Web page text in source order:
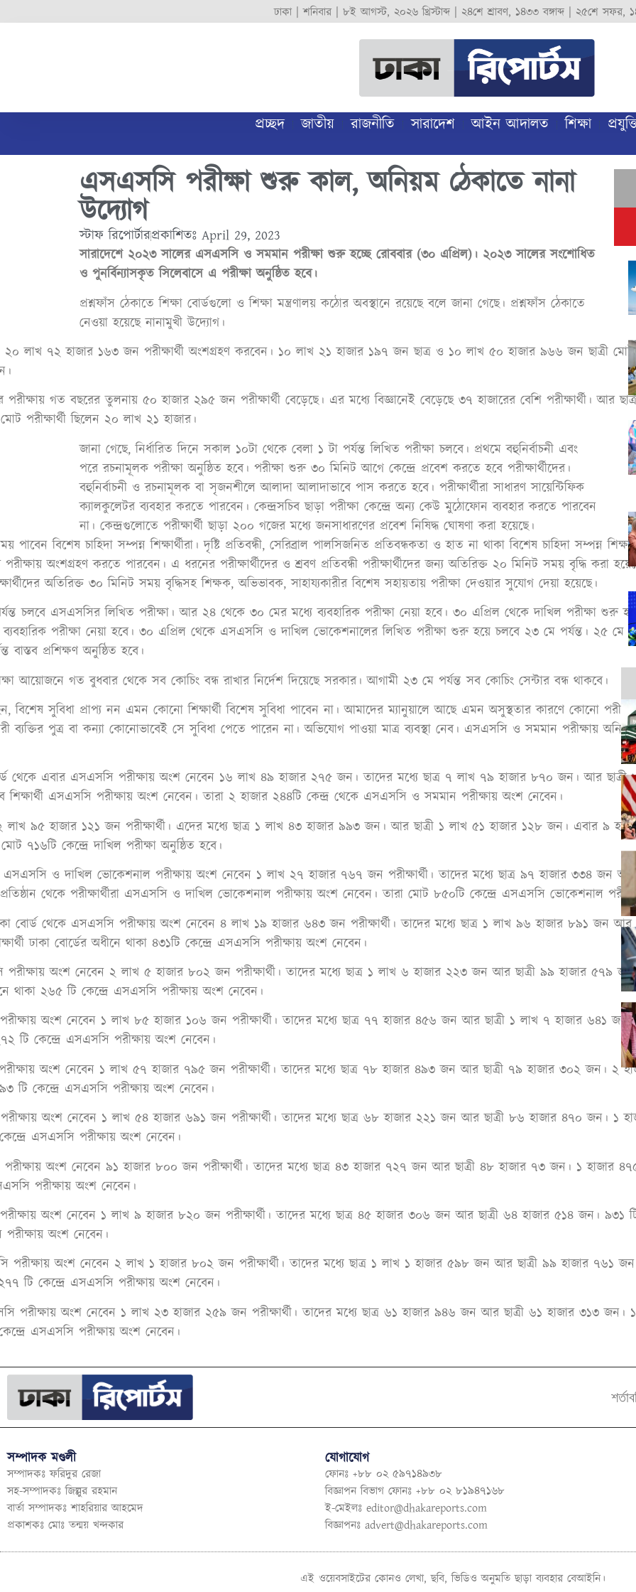
ঢাকা |শনিবার| ৮ই আগস্ট, ২০২৬ খ্রিস্টাব্দ| ২৪শে শ্রাবণ, ১৪৩৩ বঙ্গাব্দ| ২৫শে সফর,
প্রচ্ছদ জাতীয় রাজনীতি সারাদেশ আইন আদালত শিক্ষা
এসএসসি পরীক্ষা শুরু কাল, অনিয়ম ঠেকাতে নানা
উদ্যোগ
স্টাফ রিপোর্টারপ্রকাশিতঃ April 29, 2023
সারাদেশে ২০২৩ সালের এসএসসি ও সমমান পরীক্ষা শুরু হচ্ছে রোববার (৩০ এপ্রিল)। ২০২৩ সালের সংশোধিত
ও পুনর্বিন্যাসকৃত সিলেবাসে এ পরীক্ষা অনুষ্ঠিত হবে।
প্রশ্নফাঁস ঠেকাতে শিক্ষা বোর্ডগুলো ও শিক্ষা মন্ত্রণালয় কঠোর অবস্থানে রয়েছে বলে জানা গেছে। প্রশ্নফাঁস ঠেকাতে
নেওয়া হয়েছে নানামুখী উদ্যোগ।
২০ লাখ ৭২ হাজার ১৬৩ জন পরীক্ষার্থী অংশগ্রহণ করবেন। ১০ লাখ ২১ হাজার ১৯৭ জন ছাত্র ও ১০ লাখ ৫০ হাজার ৯৬৬ জন ছাত্রী
গত বছরের তুলনায় ৫০ হাজার ২৯৫ জন পরীক্ষার্থী বেড়েছে। এর মধ্যে বিজ্ঞানেই বেড়েছে ৩৭ হাজারের বেশি পরীক্ষার্থী। আর
পরীক্ষার্থী ছিলেন ২০ লাখ ২১ হাজার।
জানা গেছে, নির্ধারিত দিনে সকাল ১০টা থেকে বেলা ১ টা পর্যন্ত লিখিত পরীক্ষা চলবে। প্রথমে বহুনির্বাচনী এবং
পরে রচনামূলক পরীক্ষা অনুষ্ঠিত হবে। পরীক্ষা শুরু ৩০ মিনিট আগে কেন্দ্রে প্রবেশ করতে হবে পরীক্ষার্থীদের।
বহুনির্বাচনী ও রচনামূলক বা সৃজনশীলে আলাদা আলাদাভাবে পাস করতে হবে। পরীক্ষার্থীরা সাধারণ সায়েন্টিফিক
ক্যালকুলেটর ব্যবহার করতে পারবেন। কেন্দ্রসচিব ছাড়া পরীক্ষা কেন্দ্রে অন্য কেউ মুঠোফোন ব্যবহার করতে পারবেন
না। কেন্দ্রগুলোতে পরীক্ষার্থী ছাড়া ২০০ গজের মধ্যে জনসাধারণের প্রবেশ নিষিদ্ধ ঘোষণা করা হয়েছে।
পাবেন বিশেষ চাহিদা সম্পন্ন শিক্ষার্থীরা। দৃষ্টি প্রতিবন্ধী, সেরিব্রাল পালসিজনিত প্রতিবন্ধকতা ও হাত না থাকা বিশেষ চাহিদা সম্পন্ন
অংশগ্রহণ করতে পারবেন। এ ধরনের পরীক্ষার্থীদের ও শ্রবণ প্রতিবন্ধী পরীক্ষার্থীদের জন্য অতিরিক্ত ২০ মিনিট সময় বৃদ্ধি করা
অতিরিক্ত ৩০ মিনিট সময় বৃদ্ধিসহ শিক্ষক, অভিভাবক, সাহায্যকারীর বিশেষ সহায়তায় পরীক্ষা দেওয়ার সুযোগ দেয়া হয়েছে।
চলবে এসএসসির লিখিত পরীক্ষা। আর ২৪ থেকে ৩০ মের মধ্যে ব্যবহারিক পরীক্ষা নেয়া হবে। ৩০ এপ্রিল থেকে দাখিল পরীক্ষা শুরু
পরীক্ষা নেয়া হবে। ৩০ এপ্রিল থেকে এসএসসি ও দাখিল ভোকেশনালের লিখিত পরীক্ষা শুরু হয়ে চলবে ২৩ মে পর্যন্ত। ২৫ মে
প্রশিক্ষণ অনুষ্ঠিত হবে।
আয়োজনে গত বুধবার থেকে সব কোচিং বন্ধ রাখার নির্দেশ দিয়েছে সরকার। আগামী ২৩ মে পর্যন্ত সব কোচিং সেন্টার বন্ধ থাকবে।
বিশেষ সুবিধা প্রাপ্য নন এমন কোনো শিক্ষার্থী বিশেষ সুবিধা পাবেন না। আমাদের ম্যানুয়ালে আছে এমন অসুস্থতার কারণে কোনো
ব্যক্তির পুত্র বা কন্যা কোনোভাবেই সে সুবিধা পেতে পারেন না। অভিযোগ পাওয়া মাত্র ব্যবস্থা নেব। এসএসসি ও সমমান পরীক্ষায়
থেকে এবার এসএসসি পরীক্ষায় অংশ নেবেন ১৬ লাখ ৪৯ হাজার ২৭৫ জন। তাদের মধ্যে ছাত্র ৭ লাখ ৭৯ হাজার ৮৭০ জন। আর
এসএসসি পরীক্ষায় অংশ নেবেন। তারা ২ হাজার ২৪৪টি কেন্দ্র থেকে এসএসসি ও সমমান পরীক্ষায় অংশ নেবেন।
লাখ ৯৫ হাজার ১২১ জন পরীক্ষার্থী। এদের মধ্যে ছাত্র ১ লাখ ৪৩ হাজার ৯৯৩ জন। আর ছাত্রী ১ লাখ ৫১ হাজার ১২৮ জন। এবার ৯ হাজার
৭১৬টি কেন্দ্রে দাখিল পরীক্ষা অনুষ্ঠিত হবে।
এসএসসি ও দাখিল ভোকেশনাল পরীক্ষায় অংশ নেবেন ১ লাখ ২৭ হাজার ৭৬৭ জন পরীক্ষার্থী। তাদের মধ্যে ছাত্র ৯৭ হাজার ৩৩৪ জন
প্রতিষ্ঠান থেকে পরীক্ষার্থীরা এসএসসি ও দাখিল ভোকেশনাল পরীক্ষায় অংশ নেবেন। তারা মোট ৮৫০টি কেন্দ্রে এসএসসি ভোকেশনাল
বোর্ড থেকে এসএসসি পরীক্ষায় অংশ নেবেন ৪ লাখ ১৯ হাজার ৬৪৩ জন পরীক্ষার্থী। তাদের মধ্যে ছাত্র ১ লাখ ৯৬ হাজার ৮৯১ জন
ঢাকা বোর্ডের অধীনে থাকা ৪৩১টি কেন্দ্রে এসএসসি পরীক্ষায় অংশ নেবেন।
পরীক্ষায় অংশ নেবেন ২ লাখ ৫ হাজার ৮০২ জন পরীক্ষার্থী। তাদের মধ্যে ছাত্র ১ লাখ ৬ হাজার ২২৩ জন আর ছাত্রী ৯৯ হাজার ৫৭৯
থাকা ২৬৫ টি কেন্দ্রে এসএসসি পরীক্ষায় অংশ নেবেন।
অংশ নেবেন ১ লাখ ৮৫ হাজার ১০৬ জন পরীক্ষার্থী। তাদের মধ্যে ছাত্র ৭৭ হাজার ৪৫৬ জন আর ছাত্রী ১ লাখ ৭ হাজার ৬৪১ জন।
টি কেন্দ্রে এসএসসি পরীক্ষায় অংশ নেবেন।
অংশ নেবেন ১ লাখ ৫৭ হাজার ৭৯৫ জন পরীক্ষার্থী। তাদের মধ্যে ছাত্র ৭৮ হাজার ৪৯৩ জন আর ছাত্রী ৭৯ হাজার ৩০২ জন। ২
টি কেন্দ্রে এসএসসি পরীক্ষায় অংশ নেবেন।
অংশ নেবেন ১ লাখ ৫৪ হাজার ৬৯১ জন পরীক্ষার্থী। তাদের মধ্যে ছাত্র ৬৮ হাজার ২২১ জন আর ছাত্রী ৮৬ হাজার ৪৭০ জন। ১
এসএসসি পরীক্ষায় অংশ নেবেন।
অংশ নেবেন ৯১ হাজার ৮০০ জন পরীক্ষার্থী। তাদের মধ্যে ছাত্র ৪৩ হাজার ৭২৭ জন আর ছাত্রী ৪৮ হাজার ৭৩ জন। ১ হাজার
পরীক্ষায় অংশ নেবেন।
অংশ নেবেন ১ লাখ ৯ হাজার ৮২০ জন পরীক্ষার্থী। তাদের মধ্যে ছাত্র ৪৫ হাজার ৩০৬ জন আর ছাত্রী ৬৪ হাজার ৫১৪ জন। ৯৩১ টি
অংশ নেবেন।
পরীক্ষায় অংশ নেবেন ২ লাখ ১ হাজার ৮০২ জন পরীক্ষার্থী। তাদের মধ্যে ছাত্র ১ লাখ ১ হাজার ৫৯৮ জন আর ছাত্রী ৯৯ হাজার ৭৬১
২৭৭ টি কেন্দ্রে এসএসসি পরীক্ষায় অংশ নেবেন।
পরীক্ষায় অংশ নেবেন ১ লাখ ২৩ হাজার ২৫৯ জন পরীক্ষার্থী। তাদের মধ্যে ছাত্র ৬১ হাজার ৯৪৬ জন আর ছাত্রী ৬১ হাজার ৩১৩ জন। ১
এসএসসি পরীক্ষায় অংশ নেবেন।
সম্পাদক মণ্ডলী
সম্পাদকঃ ফরিদুর রেজা
সহ-সম্পাদকঃ জিল্লুর রহমান
বার্তা সম্পাদকঃ শাহরিয়ার আহমেদ
প্রকাশকঃ মোঃ তন্ময় খন্দকার
যোগাযোগ
ফোনঃ +৮৮ ০২ ৫৯৭১৪৯৩৮
বিজ্ঞাপন বিভাগ ফোনঃ +৮৮ ০২ ৮১৯৪৭১৬৮
ই-মেইলঃ editor@dhakareports.com
বিজ্ঞাপনঃ advert@dhakareports.com
এই ওয়েবসাইটের কোনও লেখা, ছবি, ভিডিও অনুমতি ছাড়া ব্যবহার বেআইনি।